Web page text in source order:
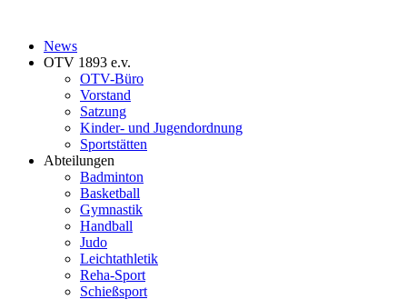
News
OTV 1893 e.v.
OTV-Büro
Vorstand
Satzung
Kinder- und Jugendordnung
Sportstätten
Abteilungen
Badminton
Basketball
Gymnastik
Handball
Judo
Leichtathletik
Reha-Sport
Schießsport